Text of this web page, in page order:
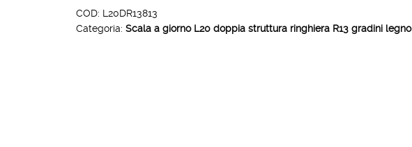
ringhiera
R13
COD: L20DR13813
Categoria: Scala a giorno L20 doppia struttura ringhiera R13 gradini legno